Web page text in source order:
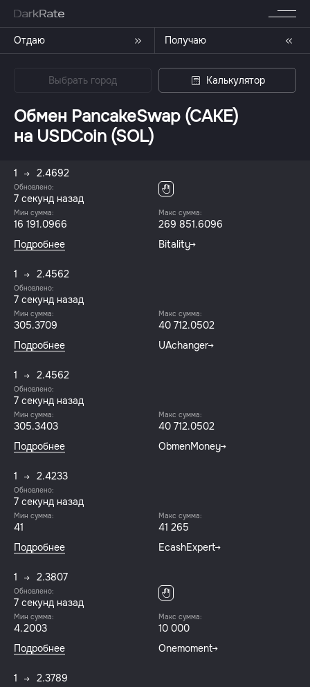
Отдаю Получаю
Выбрать город Калькулятор
Обмен PancakeSwap (CAKE)
на USDCoin (SOL)
1 2.4692
Обновлено:
8 секунд назад
Мин сумма:
16 191.0966
Макс сумма:
269 851.6096
Подробнее
Bitality
1 2.4562
Обновлено:
8 секунд назад
Мин сумма:
305.3709
Макс сумма:
40 712.0502
Подробнее
UAchanger
1 2.4562
Обновлено:
8 секунд назад
Мин сумма:
305.3403
Макс сумма:
40 712.0502
Подробнее
ObmenMoney
1 2.4233
Обновлено:
8 секунд назад
Мин сумма:
41
Макс сумма:
41 265
Подробнее
EcashExpert
1 2.3807
Обновлено:
8 секунд назад
Мин сумма:
4.2003
Макс сумма:
10 000
Подробнее
Onemoment
1 2.3789